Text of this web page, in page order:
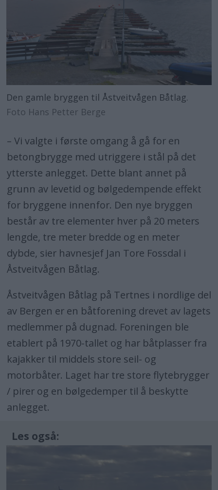
Den gamle bryggen til Åstveitvågen Båtlag.
Foto Hans Petter Berge
– Vi valgte i første omgang å gå for en
betongbrygge med utriggere i stål på det
ytterste anlegget. Dette blant annet på
grunn av levetid og bølgedempende effekt
for bryggene innenfor. Den nye bryggen
består av tre elementer hver på 20 meters
lengde, tre meter bredde og en meter
dybde, sier havnesjef Jan Tore Fossdal i
Åstveitvågen Båtlag.
Åstveitvågen Båtlag på Tertnes i nordlige del
av Bergen er en båtforening drevet av lagets
medlemmer på dugnad. Foreningen ble
etablert på 1970-tallet og har båtplasser fra
kajakker til middels store seil- og
motorbåter. Laget har tre store flytebrygger
/ pirer og en bølgedemper til å beskytte
anlegget.
Les også: